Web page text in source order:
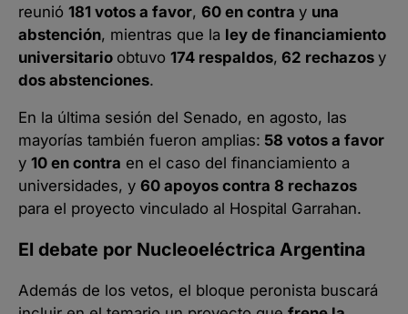
reunió 181 votos a favor, 60 en contra y una
abstención, mientras que la ley de financiamiento
universitario obtuvo 174 respaldos, 62 rechazos y
dos abstenciones.
En la última sesión del Senado, en agosto, las
mayorías también fueron amplias: 58 votos a favor
y 10 en contra en el caso del financiamiento a
universidades, y 60 apoyos contra 8 rechazos
para el proyecto vinculado al Hospital Garrahan.
El debate por Nucleoeléctrica Argentina
Además de los vetos, el bloque peronista buscará